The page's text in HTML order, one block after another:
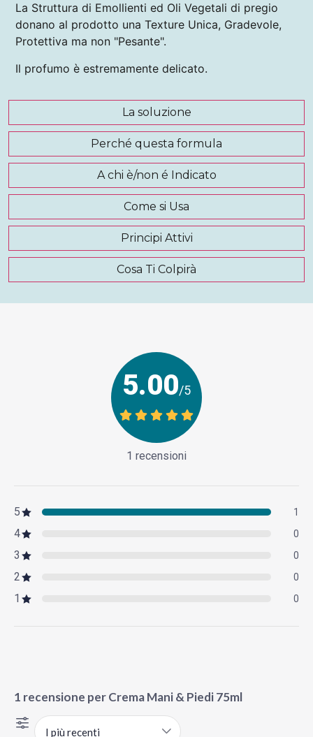
La soluzione
Perché questa formula
A chi è/non é Indicato
Come si Usa
Principi Attivi
Cosa Ti Colpirà
La Struttura di Emollienti ed Oli Vegetali di pregio
donano al prodotto una Texture Unica, Gradevole,
Protettiva ma non "Pesante".
Il profumo è estremamente delicato.
5.00/5
1 recensioni
5 1
4 0
3 0
2 0
1 0
1 recensione perCrema Mani & Piedi 75ml
I più recenti